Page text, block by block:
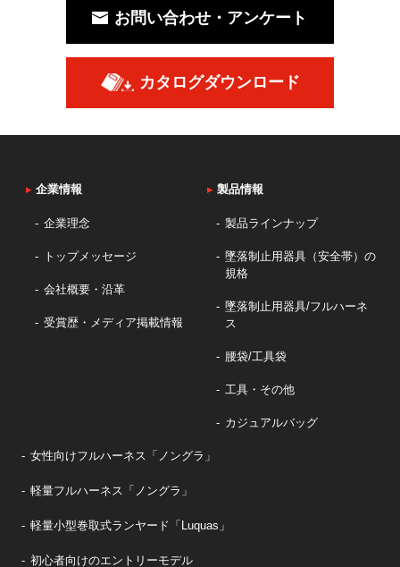
お問い合わせ・アンケート
カタログダウンロード
▸ 企業情報
企業理念
トップメッセージ
会社概要・沿革
受賞歴・メディア掲載情報
▸ 製品情報
製品ラインナップ
墜落制止用器具（安全帯）の
規格
墜落制止用器具/フルハーネ
ス
腰袋/工具袋
工具・その他
カジュアルバッグ
女性向けフルハーネス「ノングラ」
軽量フルハーネス「ノングラ」
軽量小型巻取式ランヤード「Luquas」
初心者向けのエントリーモデル